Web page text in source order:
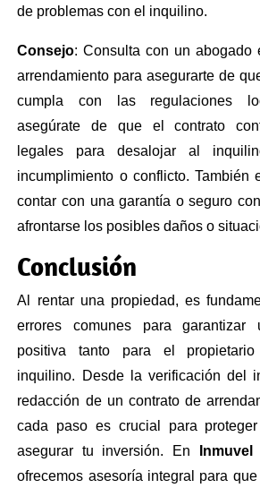
de problemas con el inquilino.
Consejo: Consulta con un abogado
arrendamiento para asegurarte de
cumpla con las regulaciones
asegúrate de que el contrato
legales para desalojar al
incumplimiento o conflicto. También
contar con una garantía o seguro
afrontarse los posibles daños o
Conclusión
Al rentar una propiedad, es
errores comunes para garantizar
positiva tanto para el
inquilino. Desde la verificación del
redacción de un contrato de
cada paso es crucial para
asegurar tu inversión. En
ofrecemos asesoría integral para